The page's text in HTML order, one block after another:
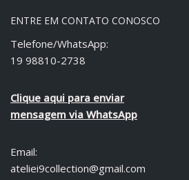
ENTRE EM CONTATO CONOSCO
Telefone/WhatsApp:
19 98810-2738
Clique aqui para enviar
mensagem via WhatsApp
Email:
ateliei9collection@gmail.com